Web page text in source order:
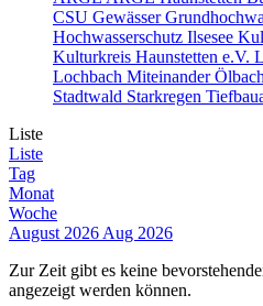
CSU Gewässer
Hochwasserschutz Ilsesee
Kulturkreis Haunstetten e.V.
Lochbach MiteinanderÖlbach
Stadtwald Starkregen
Liste
Liste
Tag
Monat
Woche
August 2026 Aug 2026
Zur Zeit gibt es keine
angezeigt werden können.